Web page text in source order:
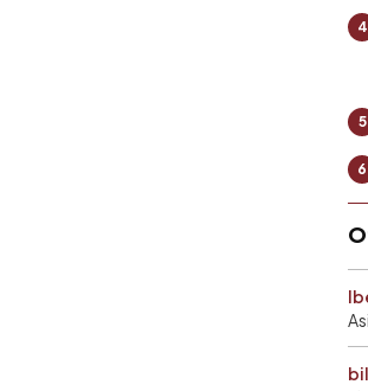
4
5
6